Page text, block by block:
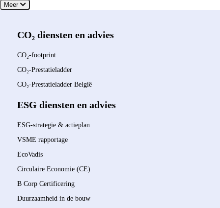
Meer
CO₂ diensten en advies
CO₂-footprint
CO₂-Prestatieladder
CO₂-Prestatieladder België
ESG diensten en advies
ESG-strategie & actieplan
VSME rapportage
EcoVadis
Circulaire Economie (CE)
B Corp Certificering
Duurzaamheid in de bouw